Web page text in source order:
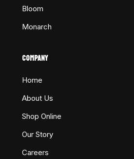
Bloom
Monarch
COMPANY
Home
About Us
Shop Online
Our Story
Careers